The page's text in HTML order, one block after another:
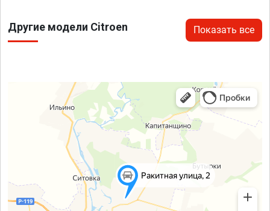
Другие модели Citroen Показать все